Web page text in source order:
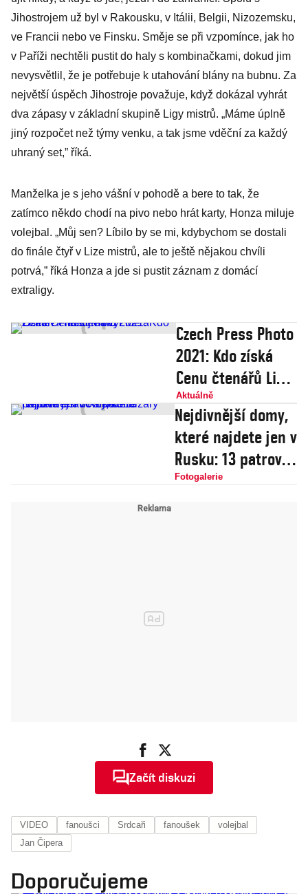
Jihostrojem už byl v Rakousku, v Itálii, Belgii, Nizozemsku,
ve Francii nebo ve Finsku. Směje se při vzpomínce, jak ho
v Paříži nechtěli pustit do haly s kombinačkami, dokud jim
nevysvětlil, že je potřebuje k utahování blány na bubnu. Za
největší úspěch Jihostroje považuje, když dokázal vyhrát
dva zápasy v základní skupině Ligy mistrů. „Máme úplně
jiný rozpočet než týmy venku, a tak jsme vděční za každý
uhraný set,” říká.
Manželka je s jeho vášní v pohodě a bere to tak, že
zatímco někdo chodí na pivo nebo hrát karty, Honza miluje
volejbal. „Můj sen? Líbilo by se mi, kdybychom se dostali
do finále čtyř v Lize mistrů, ale to ještě nějakou chvíli
potrvá,” říká Honza a jde si pustit záznam z domácí
extraligy.
Czech Press Photo
2021: Kdo získá
Cenu čtenářů Lidé
a Země? Hlasujte i
vy!
Aktuálně
Nejdivnější domy,
které najdete jen v
Rusku: 13 patrová
chatrč a další
Fotogalerie
Začít diskuzi
VIDEO fanoušci Srdcaři fanoušek
volejbal
Jan Čipera
Doporučujeme